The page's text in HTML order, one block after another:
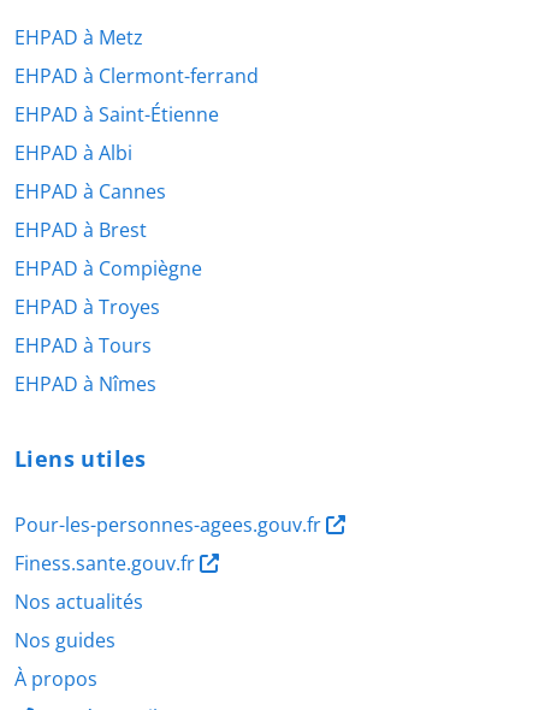
EHPAD à Metz
EHPAD à Clermont-ferrand
EHPAD à Saint-Étienne
EHPAD à Albi
EHPAD à Cannes
EHPAD à Brest
EHPAD à Compiègne
EHPAD à Troyes
EHPAD à Tours
EHPAD à Nîmes
Liens utiles
Pour-les-personnes-agees.gouv.fr
Finess.sante.gouv.fr
Nos actualités
Nos guides
À propos